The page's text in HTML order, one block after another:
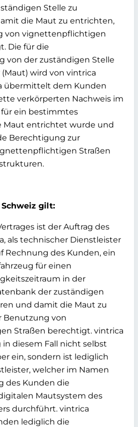
Stelle zu
die Maut zu entrichten,
von vignettenpflichtigen
Die für die
von der zuständigen Stelle
wird von vintrica
übermittelt dem Kunden
verkörperten Nachweis im
für ein bestimmtes
Maut entrichtet wurde und
Berechtigung zur
Straßen
Schweiz gilt:
ist der Auftrag des
als technischer Dienstleister
Rechnung des Kunden, ein
für einen
in der
der zuständigen
und damit die Maut zu
Benutzung von
Straßen berechtigt. vintrica
diesem Fall nicht selbst
ein, sondern ist lediglich
welcher im Namen
des Kunden die
Mautsystem des
durchführt. vintrica
lediglich die